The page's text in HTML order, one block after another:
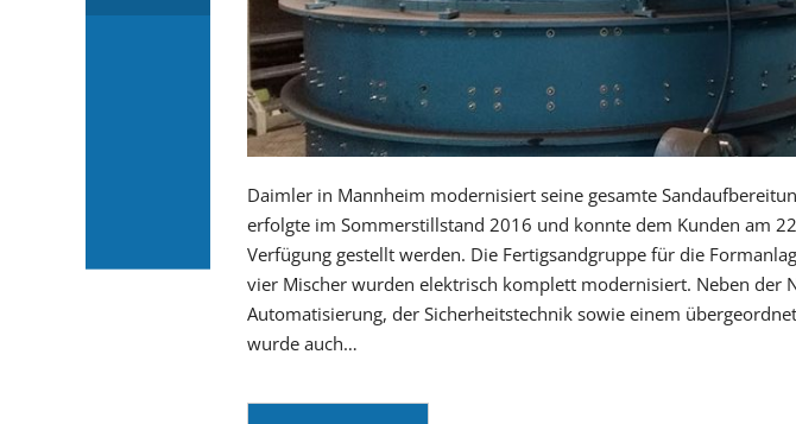
Daimler in Mannheim modernisiert seine gesamte
erfolgte im Sommerstillstand 2016 und konnte dem Kunden am
Verfügung gestellt werden. Die Fertigsandgruppe für die
vier Mischer wurden elektrisch komplett modernisiert. Neben der
Automatisierung, der Sicherheitstechnik sowie einem
wurde auch…